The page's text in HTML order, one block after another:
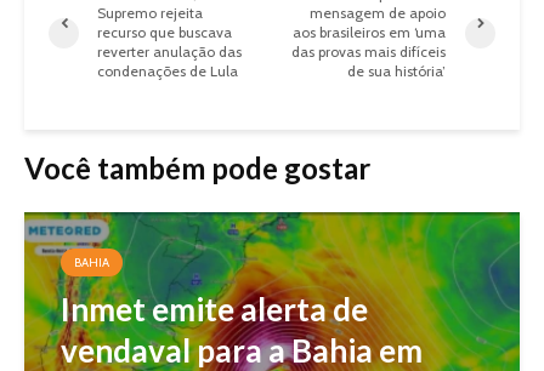
Supremo rejeita
recurso que buscava
reverter anulação das
condenações de Lula
mensagem de apoio
aos brasileiros em ‘uma
das provas mais difíceis
de sua história’
Você também pode gostar
BAHIA
Inmet emite alerta de
vendaval para a Bahia em